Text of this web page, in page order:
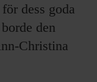
dess goda
den
Christina